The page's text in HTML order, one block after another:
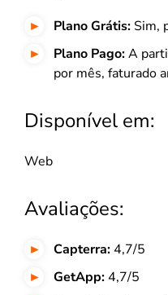
Plano Grátis: Sim,
Plano Pago:A
por mês, faturado
Disponível em:
Web
Avaliações:
Capterra:4,7/5
GetApp:4,7/5